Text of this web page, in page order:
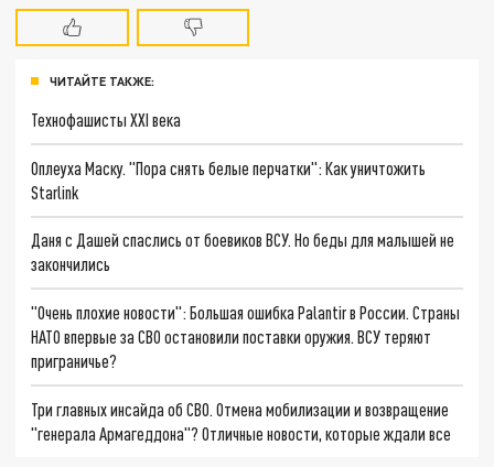
ЧИТАЙТЕ ТАКЖЕ:
Технофашисты XXI века
Оплеуха Маску. "Пора снять белые перчатки": Как уничтожить
Starlink
Даня с Дашей спаслись от боевиков ВСУ. Но беды для малышей не
закончились
"Очень плохие новости": Большая ошибка Palantir в России. Страны
НАТО впервые за СВО остановили поставки оружия. ВСУ теряют
приграничье?
Три главных инсайда об СВО. Отмена мобилизации и возвращение
"генерала Армагеддона"? Отличные новости, которые ждали все